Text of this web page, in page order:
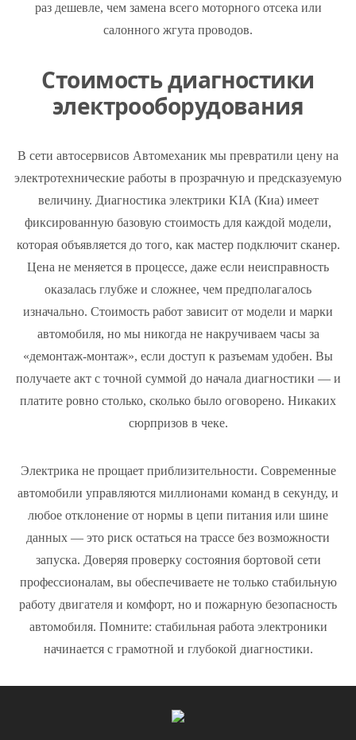
раз дешевле, чем замена всего моторного отсека или
салонного жгута проводов.
Стоимость диагностики
электрооборудования
В сети автосервисов Автомеханик мы превратили цену на
электротехнические работы в прозрачную и предсказуемую
величину. Диагностика электрики KIA (Киа) имеет
фиксированную базовую стоимость для каждой модели,
которая объявляется до того, как мастер подключит сканер.
Цена не меняется в процессе, даже если неисправность
оказалась глубже и сложнее, чем предполагалось
изначально. Стоимость работ зависит от модели и марки
автомобиля, но мы никогда не накручиваем часы за
«демонтаж-монтаж», если доступ к разъемам удобен. Вы
получаете акт с точной суммой до начала диагностики — и
платите ровно столько, сколько было оговорено. Никаких
сюрпризов в чеке.
Электрика не прощает приблизительности. Современные
автомобили управляются миллионами команд в секунду, и
любое отклонение от нормы в цепи питания или шине
данных — это риск остаться на трассе без возможности
запуска. Доверяя проверку состояния бортовой сети
профессионалам, вы обеспечиваете не только стабильную
работу двигателя и комфорт, но и пожарную безопасность
автомобиля. Помните: стабильная работа электроники
начинается с грамотной и глубокой диагностики.